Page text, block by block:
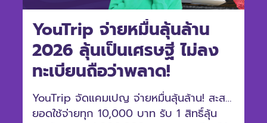
YouTrip จ่ายหมื่นลุ้นล้าน
2026 ลุ้นเป็นเศรษฐี ไม่ลง
ทะเบียนถือว่าพลาด!
YouTrip จัดแคมเปญ จ่ายหมื่นลุ้นล้าน! สะสม
ยอดใช้จ่ายทุก 10,000 บาท รับ 1 สิทธิ์ลุ้น